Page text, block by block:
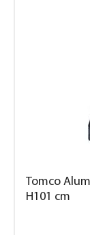
Tomco
H101 cm